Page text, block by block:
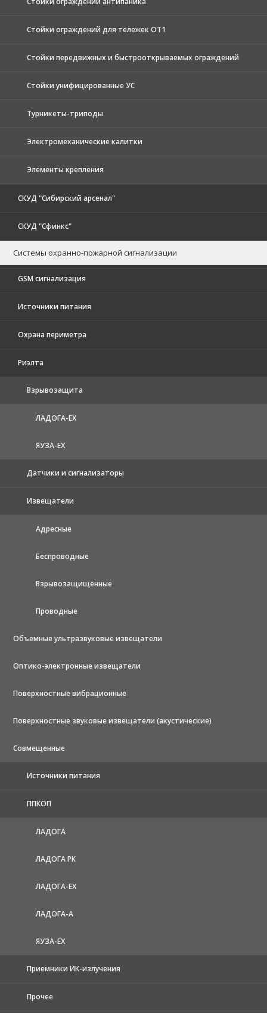
Стойки ограждений для тележек ОТ1
Стойки передвижных и быстрооткрываемых ограждений
Стойки унифицированные УС
Турникеты-триподы
Электромеханические калитки
Элементы крепления
СКУД "Сибирский арсенал"
СКУД "Сфинкс"
Системы охранно-пожарной сигнализации
GSM сигнализация
Источники питания
Охрана периметра
Риэлта
Взрывозащита
ЛАДОГА-EX
ЯУЗА-ЕХ
Датчики и сигнализаторы
Извещатели
Адресные
Беспроводные
Взрывозащищенные
Проводные
Объемные ультразвуковые извещатели
Оптико-электронные извещатели
Поверхностные вибрационные
Поверхностные звуковые извещатели (акустические)
Совмещенные
Источники питания
ППКОП
ЛАДОГА
ЛАДОГА РК
ЛАДОГА-EX
ЛАДОГА-А
ЯУЗА-ЕХ
Приемники ИК-излучения
Прочее